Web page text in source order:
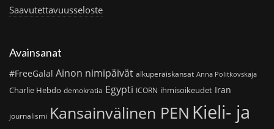
Saavutettavuusseloste
Avainsanat
#FreeGalal Ainon nimipäivät alkuperäiskansat Anna Politkovskaja
Charlie Hebdo demokratia Egypti ICORN ihmisoikeudet Iran
journalismi Kansainvälinen PEN Kieli- ja